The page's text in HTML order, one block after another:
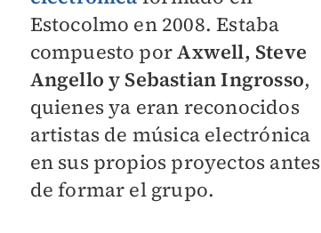
Estocolmo en 2008. Estaba
compuesto porAxwell, Steve
Angello y Sebastian Ingrosso,
quienes ya eran reconocidos
artistas de música electrónica
en sus propios proyectos antes
de formar el grupo.